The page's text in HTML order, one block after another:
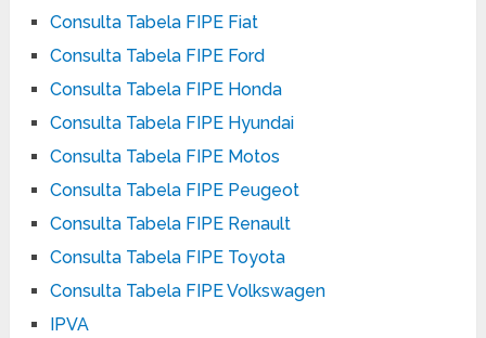
Consulta Tabela FIPE Fiat
Consulta Tabela FIPE Ford
Consulta Tabela FIPE Honda
Consulta Tabela FIPE Hyundai
Consulta Tabela FIPE Motos
Consulta Tabela FIPE Peugeot
Consulta Tabela FIPE Renault
Consulta Tabela FIPE Toyota
Consulta Tabela FIPE Volkswagen
IPVA